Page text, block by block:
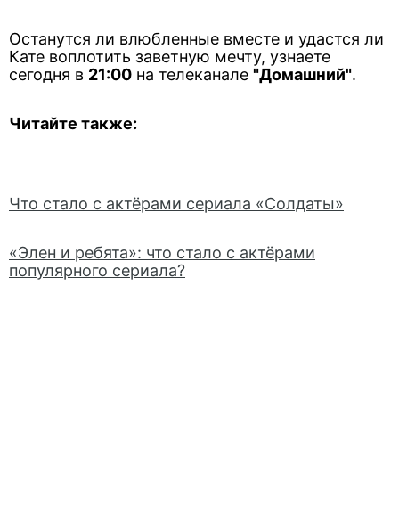
Останутся ли влюбленные вместе и удастся ли
Кате воплотить заветную мечту, узнаете
сегодня в 21:00 на телеканале "Домашний".
Читайте также:
Что стало с актёрами сериала «Солдаты»
«Элен и ребята»: что стало с актёрами
популярного сериала?